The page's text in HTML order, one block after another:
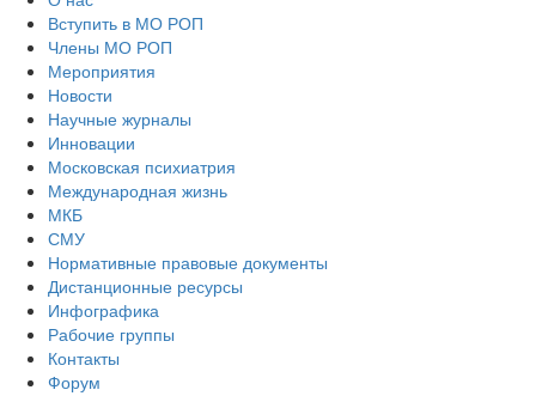
Вступить в МО РОП
Члены МО РОП
Мероприятия
Новости
Научные журналы
Инновации
Московская психиатрия
Международная жизнь
МКБ
СМУ
Нормативные правовые документы
Дистанционные ресурсы
Инфографика
Рабочие группы
Контакты
Форум